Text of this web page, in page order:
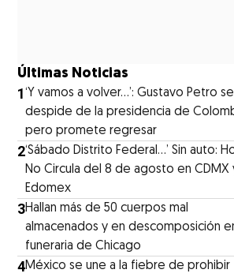
Últimas Noticias
1‘Y vamos a volver…’: Gustavo Petro se
despide de la presidencia de
pero promete regresar
2‘Sábado Distrito Federal...’ Sin auto:
No Circula del 8 de agosto en CDMX
Edomex
3Hallan más de 50 cuerpos mal
almacenados y en descomposición
funeraria de Chicago
4México se une a la fiebre de prohibir